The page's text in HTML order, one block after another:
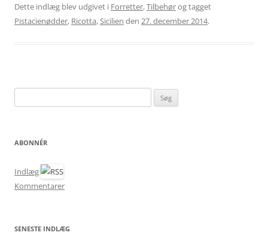
Dette indlæg blev udgivet i Forretter,Tilbehørog tagget
Pistacienødder, Ricotta,Sicilien den 27. december 2014.
efter:
ABONNÉR
Indlæg
Kommentarer
SENESTE INDLÆG